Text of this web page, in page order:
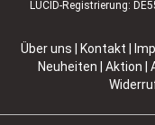
LUCID-Registrierung:
Über uns Kontakt
Neuheiten | Aktion